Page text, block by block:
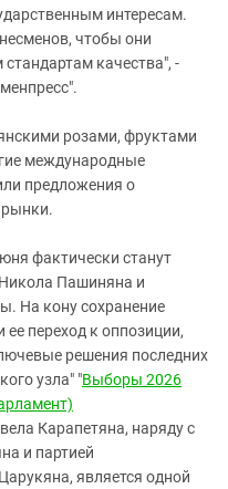
интересам.
чтобы они
качества", -
розами, фруктами
международные
предложения о
рынки.
фактически станут
Пашиняна и
На кону сохранение
переход к оппозиции,
решения последних
узла" "Выборы 2026
Карапетяна, наряду с
и партией
является одной